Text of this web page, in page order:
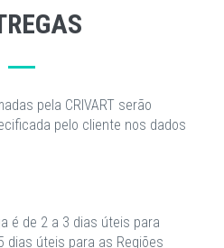
pela CRIVART serão
pelo cliente nos dados
é de 2 a 3 dias úteis para
dias úteis para as Regiões